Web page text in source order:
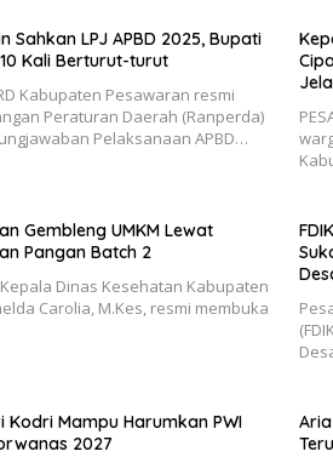
Sahkan LPJ APBD 2025, Bupati
Kali Berturut-turut
Kabupaten Pesawaran resmi
Peraturan Daerah (Ranperda)
Pelaksanaan APBD…
Gembleng UMKM Lewat
Pangan Batch 2
Dinas Kesehatan Kabupaten
Carolia, M.Kes, resmi membuka
Kodri Mampu Harumkan PWI
2027